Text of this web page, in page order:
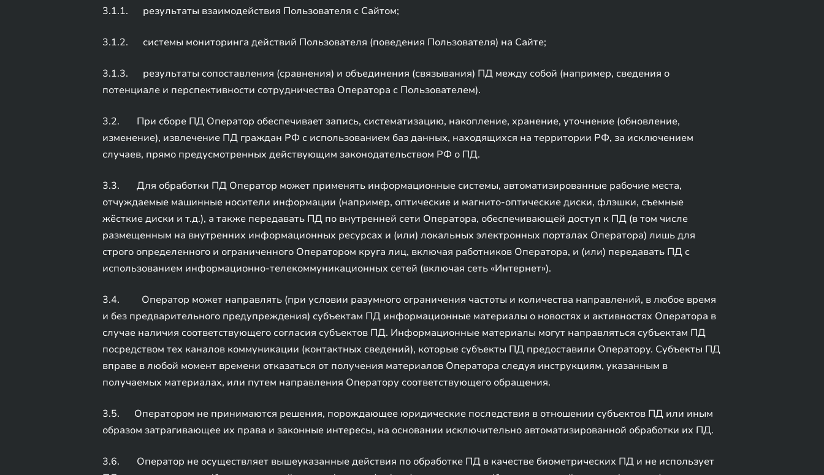
3.1.1. результаты взаимодействия Пользователя с Сайтом;
3.1.2. системы мониторинга действий Пользователя (поведения Пользователя) на Сайте;
3.1.3. результаты сопоставления (сравнения) и объединения (связывания) ПД между собой (например, сведения о
потенциале и перспективности сотрудничества Оператора с Пользователем).
3.2. При сборе ПД Оператор обеспечивает запись, систематизацию, накопление, хранение, уточнение (обновление,
изменение), извлечение ПД граждан РФ с использованием баз данных, находящихся на территории РФ, за исключением
случаев, прямо предусмотренных действующим законодательством РФ о ПД.
3.3. Для обработки ПД Оператор может применять информационные системы, автоматизированные рабочие места,
отчуждаемые машинные носители информации (например, оптические и магнито-оптические диски, флэшки, съемные
жёсткие диски и т.д.), а также передавать ПД по внутренней сети Оператора, обеспечивающей доступ к ПД (в том числе
размещенным на внутренних информационных ресурсах и (или) локальных электронных порталах Оператора) лишь для
строго определенного и ограниченного Оператором круга лиц, включая работников Оператора, и (или) передавать ПД с
использованием информационно-телекоммуникационных сетей (включая сеть «Интернет»).
3.4. Оператор может направлять (при условии разумного ограничения частоты и количества направлений, в любое время
и без предварительного предупреждения) субъектам ПД информационные материалы о новостях и активностях Оператора в
случае наличия соответствующего согласия субъектов ПД. Информационные материалы могут направляться субъектам ПД
посредством тех каналов коммуникации (контактных сведений), которые субъекты ПД предоставили Оператору. Субъекты ПД
вправе в любой момент времени отказаться от получения материалов Оператора следуя инструкциям, указанным в
получаемых материалах, или путем направления Оператору соответствующего обращения.
3.5. Оператором не принимаются решения, порождающее юридические последствия в отношении субъектов ПД или иным
образом затрагивающее их права и законные интересы, на основании исключительно автоматизированной обработки их ПД.
3.6. Оператор не осуществляет вышеуказанные действия по обработке ПД в качестве биометрических ПД и не использует